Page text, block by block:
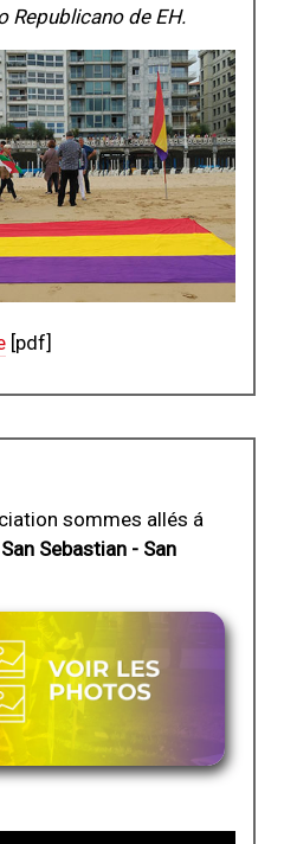
Republicano de EH.
[pdf]
sommes allés á
Sebastian - San